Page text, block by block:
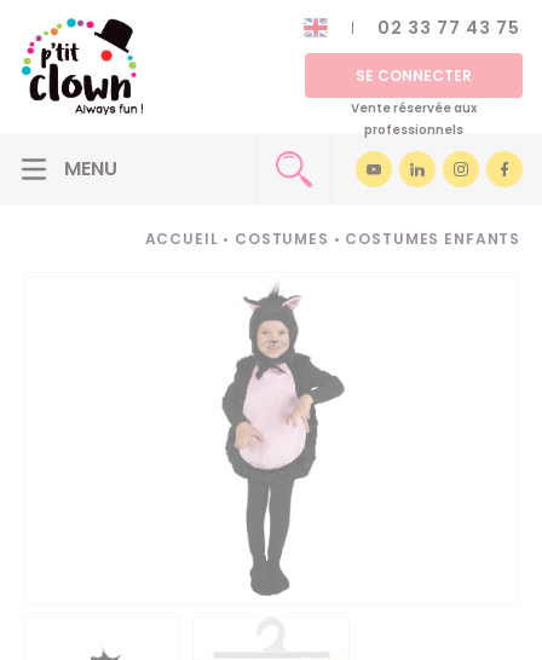
02 33 77 43 75
SE CONNECTER
Vente réservée aux
professionnels
ACCUEIL • COSTUMES • COSTUMES ENFANTS